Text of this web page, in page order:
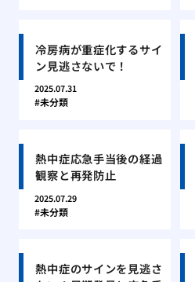
冷房病が重症化するサイ
ン見逃さないで！
2025.07.31
未分類
熱中症応急手当後の経過
観察と再発防止
2025.07.29
未分類
熱中症のサインを見逃さ